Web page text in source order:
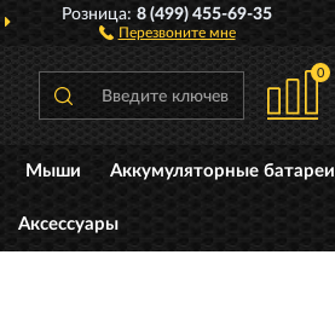
Розница:8 (499) 455-69-35
Перезвоните мне
0
Мыши Аккумуляторные батареи
Аксессуары